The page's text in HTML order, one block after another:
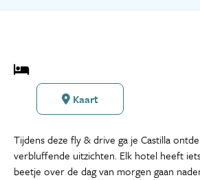
Kaart
Tijdens deze fly & drive ga je Castilla
verbluffende uitzichten. Elk hotel heeft
beetje over de dag van morgen gaan